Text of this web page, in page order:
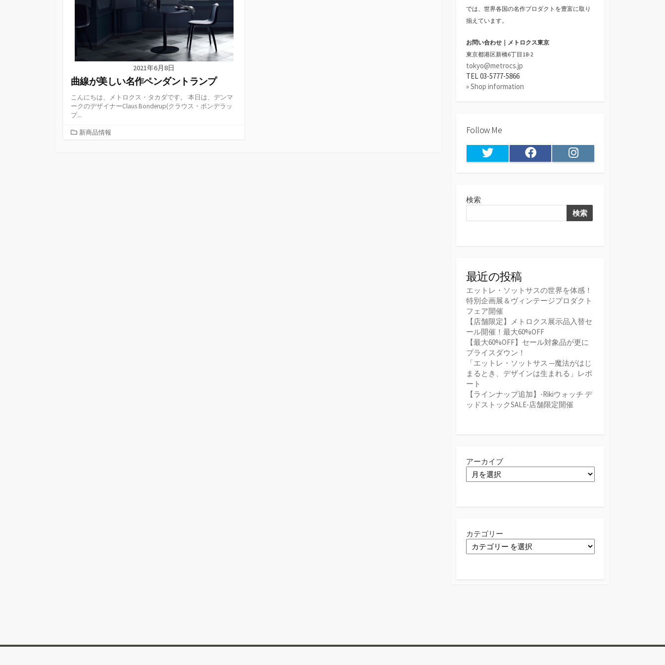
2021年6月8日
曲線が美しい名作ペンダントランプ
こんにちは、メトロクス・タカダです。 本日は、デンマ
ークのデザイナーClaus Bonderup(クラウス・ボンデラッ
プ...
カ新商品情報
では、世界各国の名作プロダクトを豊富に取り
揃えています。
お問い合わせ｜メトロクス東京
東京都港区新橋6丁目18-2
tokyo@metrocs.jp
TEL 03-5777-5866
» Shop information
Follow Me
Twitter Facebook Instagram
検索
検索
最近の投稿
エットレ・ソットサスの世界を体感！
特別企画展＆ヴィンテージプロダクト
フェア開催
【店舗限定】メトロクス展示品入替セ
ール開催！最大60%OFF
【最大60%OFF】セール対象品が更に
プライスダウン！
「エットレ・ソットサス ─魔法がはじ
まるとき、デザインは生まれる」レポ
ート
【ラインナップ追加】-Rikiウォッチ デ
ッドストックSALE-店舗限定開催
アーカイブ
カテゴリー